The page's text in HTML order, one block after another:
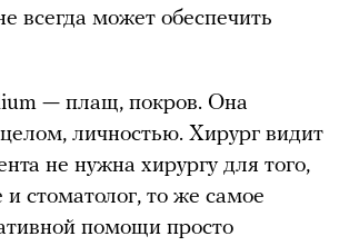
всегда может обеспечить
— плащ, покров. Она
личностью. Хирург видит
не нужна хирургу для того,
стоматолог, то же самое
помощи просто